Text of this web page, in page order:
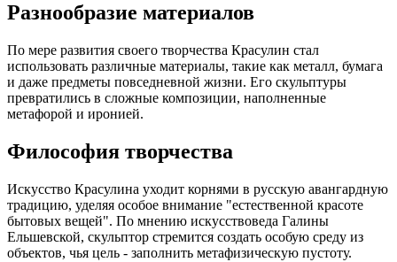
Разнообразие материалов
По мере развития своего творчества Красулин стал
использовать различные материалы, такие как металл, бумага
и даже предметы повседневной жизни. Его скульптуры
превратились в сложные композиции, наполненные
метафорой и иронией.
Философия творчества
Искусство Красулина уходит корнями в русскую авангардную
традицию, уделяя особое внимание "естественной красоте
бытовых вещей". По мнению искусствоведа Галины
Ельшевской, скульптор стремится создать особую среду из
объектов, чья цель - заполнить метафизическую пустоту.